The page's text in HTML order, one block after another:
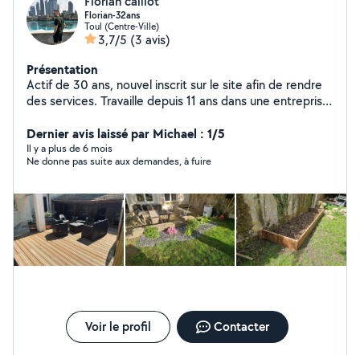
Florian-32ans
Toul (Centre-Ville)
3,7/5 (3 avis)
Présentation
Actif de 30 ans, nouvel inscrit sur le site afin de rendre
des services. Travaille depuis 11 ans dans une entreprise
Dernier avis laissé par Michael : 1/5
Il y a plus de 6 mois
Ne donne pas suite aux demandes, à fuire
Voir le profil Contacter